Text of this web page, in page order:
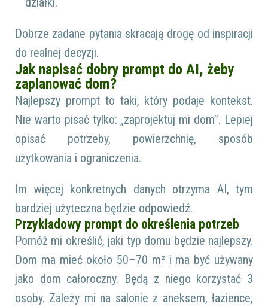
Dobrze zadane pytania skracają drogę od inspiracji
do realnej decyzji.
Jak napisać dobry prompt do AI, żeby
zaplanować dom?
Najlepszy prompt to taki, który podaje kontekst.
Nie warto pisać tylko: „zaprojektuj mi dom”. Lepiej
opisać potrzeby, powierzchnię, sposób
użytkowania i ograniczenia.
Im więcej konkretnych danych otrzyma AI, tym
bardziej użyteczna będzie odpowiedź.
Przykładowy prompt do określenia potrzeb
Pomóż mi określić, jaki typ domu będzie najlepszy.
Dom ma mieć około 50–70 m² i ma być używany
jako dom całoroczny. Będą z niego korzystać 3
osoby. Zależy mi na salonie z aneksem, łazience,